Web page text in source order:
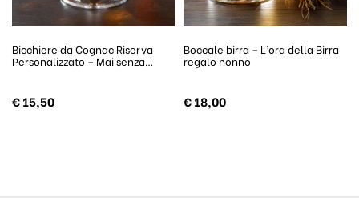
Bicchiere da Cognac Riserva
Personalizzato – Mai senza…
€15,50
Boccale birra – L’ora della Birra
regalo nonno
€18,00